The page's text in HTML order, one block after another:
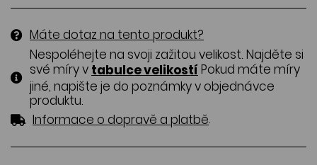
Máte dotaz na tento produkt?
Nespoléhejte na svoji zažitou velikost. Najděte si
své míry v tabulce velikostí Pokud máte míry
jiné, napište je do poznámky v objednávce
produktu.
Informace o dopravě a platbě.